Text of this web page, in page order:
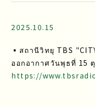
2025.10.15
▪สถานีวิทยุ TBS
ออกอากาศวันพุธที่ 15
https://